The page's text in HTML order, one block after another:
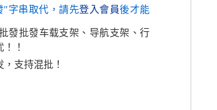
"字串取代，請先登入會員後才能
發批發车载支架、导航支架、行
！
支持混批！